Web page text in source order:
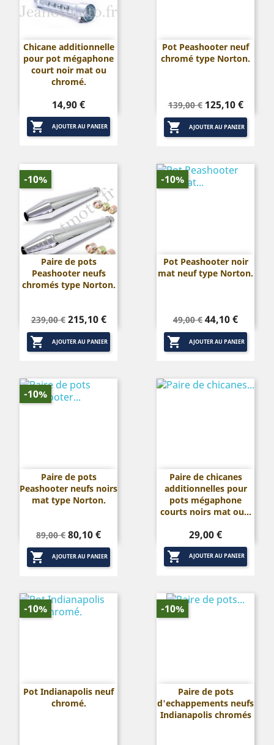
Chicane additionnelle
pour pot mégaphone
court noir mat ou
chromé.
Prix
14,90 €
 AJOUTER AU PANIER
Pot Peashooter neuf
chromé type Norton.
Prix
de
base
139,00 € Prix
125,10 €
 AJOUTER AU PANIER
Paire de pots
Peashooter neufs
chromés type Norton.
Prix
de
base
239,00 € Prix
215,10 €
 AJOUTER AU PANIER
-10%
Pot Peashooter noir
mat neuf type Norton.
Prix
de
base
49,00 € Prix
44,10 €
 AJOUTER AU PANIER
-10%
Paire de pots
Peashooter neufs noirs
mat type Norton.
Prix
de
base
89,00 € Prix
80,10 €
 AJOUTER AU PANIER
-10%
Paire de chicanes
additionnelles pour
pots mégaphone
courts noirs mat ou...
Prix
29,00 €
 AJOUTER AU PANIER
Pot Indianapolis neuf
chromé.
-10%
Paire de pots
d'echappements neufs
Indianapolis chromés
-10%